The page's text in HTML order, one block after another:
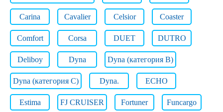
Carina Cavalier Celsior Coaster
Comfort Corsa DUET DUTRO
Deliboy Dyna Dyna (категория B)
Dyna (категория C) Dyna. ECHO
Estima FJ CRUISER Fortuner Funcargo